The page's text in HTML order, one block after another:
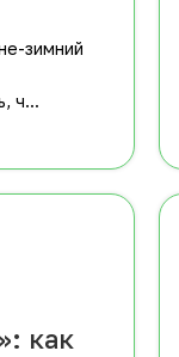
зимний
ч...
как